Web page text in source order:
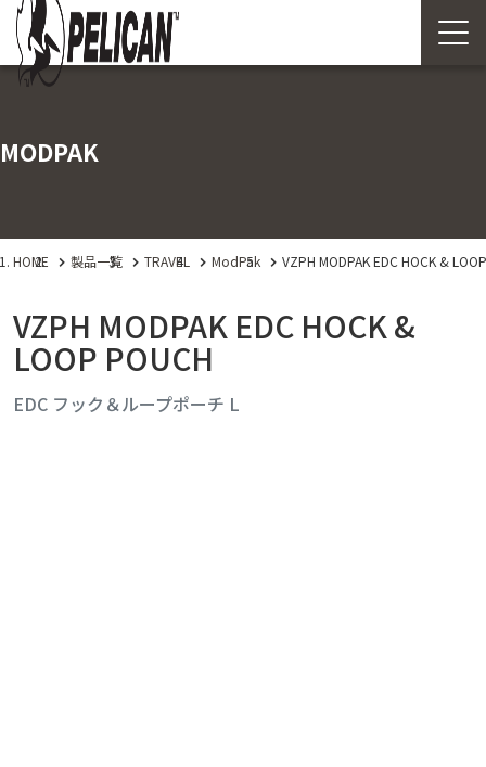
MODPAK
HOME 製品一覧 TRAVEL ModPak VZPH MODPAK EDC HOCK &
VZPH MODPAK EDC HOCK &
LOOP POUCH
EDC フック＆ループポーチ L